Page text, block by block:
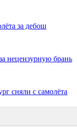
за дебош
нецензурную брань
сняли с самолёта